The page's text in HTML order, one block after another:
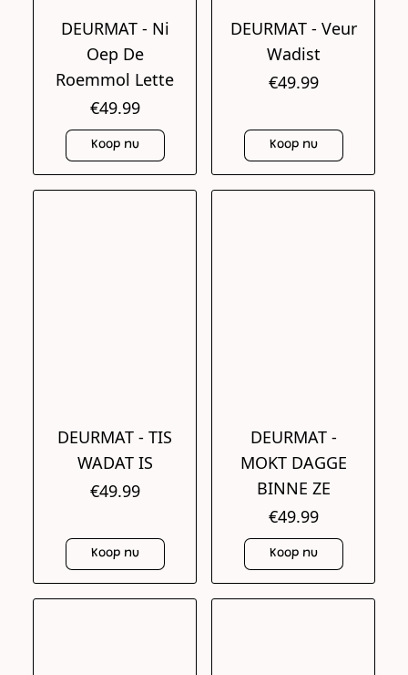
DEURMAT - Ni
Oep De
Roemmol Lette
€49.99
Koop nu
DEURMAT - Veur
Wadist
€49.99
Koop nu
DEURMAT - TIS
WADAT IS
€49.99
Koop nu
DEURMAT -
MOKT DAGGE
BINNE ZE
€49.99
Koop nu